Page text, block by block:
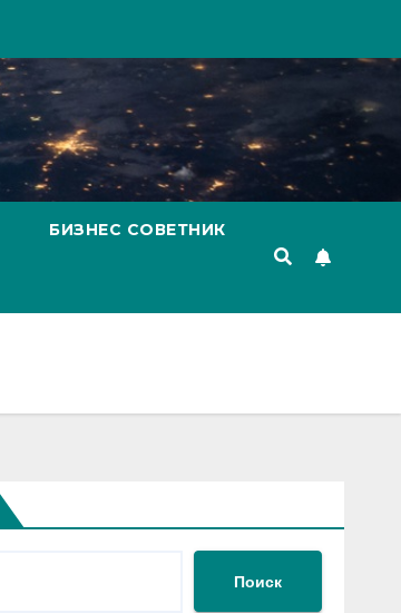
БИЗНЕС СОВЕТНИК
Поиск